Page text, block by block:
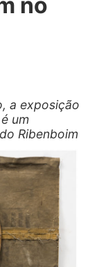
no
a exposição
um
Ribenboim